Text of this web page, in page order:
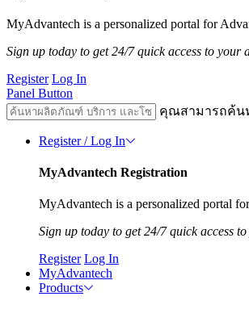
MyAdvantech is a personalized portal for
Sign up today to get 24/7 quick access to your
Register Log In
Panel Button
คุณสามารถค้น
Register / Log In
MyAdvantech Registration
MyAdvantech is a personalized portal
Sign up today to get 24/7 quick access
Register Log In
MyAdvantech
Products